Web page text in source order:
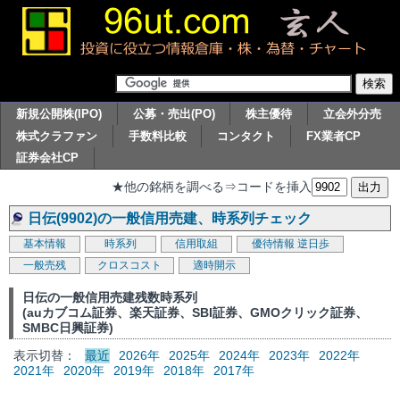
新規公開株(IPO) 公募・売出(PO) 株主優待
立会外分売
株式クラファン
手数料比較 コンタクト
FX業者CP
証券会社CP
★他の銘柄を調べる⇒コードを挿入
日伝(9902)の一般信用売建、時系列チェック
基本情報 時系列 信用取組 優待情報 逆日歩
一般売残
クロスコスト 適時開示
日伝の一般信用売建残数時系列
(auカブコム証券、楽天証券、SBI証券、GMOクリック証券、
SMBC日興証券)
表示切替：
最近 2026年 2025年 2024年 2023年
2022年
2021年
2020年 2019年 2018年 2017年